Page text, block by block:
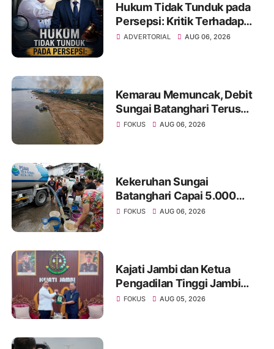
Hukum Tidak Tunduk pada
Persepsi: Kritik Terhadap
Monopoli Kebenaran oleh
ADVERTORIAL AUG 06, 2026
Kemarau Memuncak, Debit
Sungai Batanghari Terus
Menyusut, Jambi Hadapi
FOKUS AUG 06, 2026
Kekeruhan Sungai
Batanghari Capai 5.000
NTU, Distribusi Air PDAM
FOKUS AUG 06, 2026
Kajati Jambi dan Ketua
Pengadilan Tinggi Jambi
Berkomitmen Perkuat
FOKUS AUG 05, 2026